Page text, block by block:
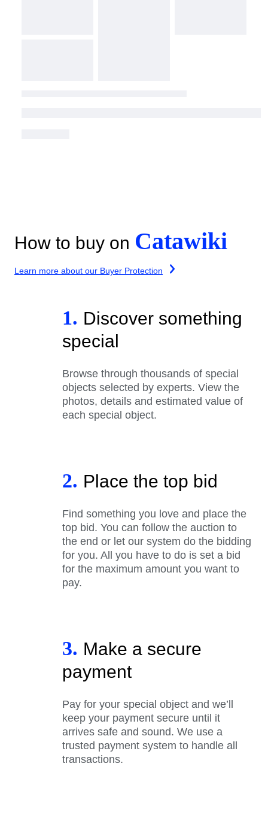
How to buy on Catawiki
Learn more about our Buyer Protection
1. Discover something
special
Browse through thousands of special
objects selected by experts. View the
photos, details and estimated value of
each special object.
2. Place the top bid
Find something you love and place the
top bid. You can follow the auction to
the end or let our system do the bidding
for you. All you have to do is set a bid
for the maximum amount you want to
pay.
3. Make a secure
payment
Pay for your special object and we’ll
keep your payment secure until it
arrives safe and sound. We use a
trusted payment system to handle all
transactions.